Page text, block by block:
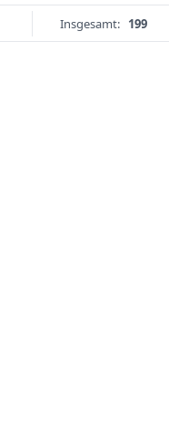
Insgesamt: 199